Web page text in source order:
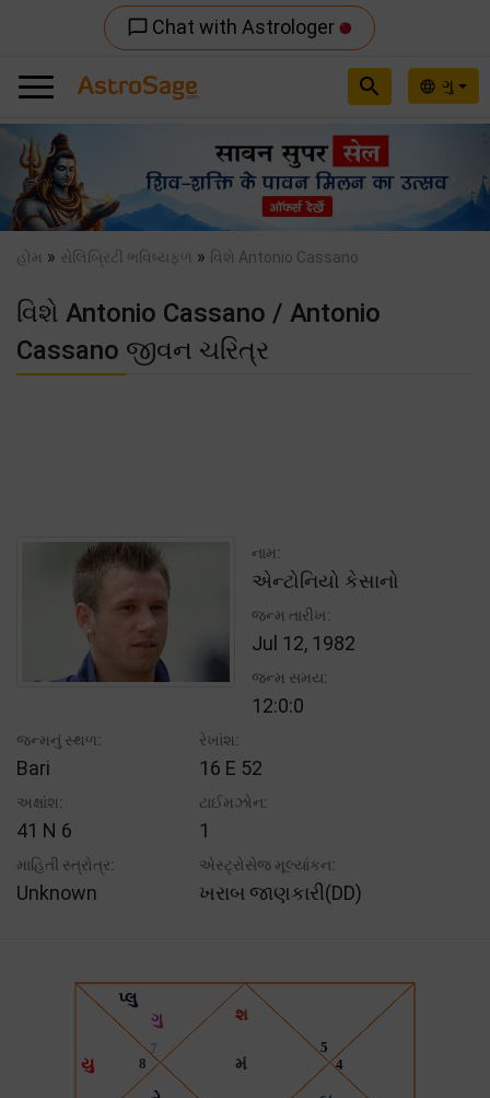
chat_bubble_outline Chat with Astrologer
language ગુ
search
Previous
હોમ » સેલિબ્રિટી ભવિષ્યફળ » વિશે Antonio Cassano
વિશે Antonio Cassano / Antonio
Cassano જીવન ચરિત્ર
નામ:
એન્ટોનિયો કેસાનો
જન્મ તારીખ:
Jul 12, 1982
જન્મ સમય:
12:0:0
જન્મનું સ્થળ:
Bari
રેખાંશ:
16 E 52
અક્ષાંશ:
41 N 6
ટાઈમઝોન:
1
માહિતી સ્ત્રોત્ર:
Unknown
એસ્ટ્રોસેજ મૂલ્યાંકન:
ખરાબ જાણકારી(DD)